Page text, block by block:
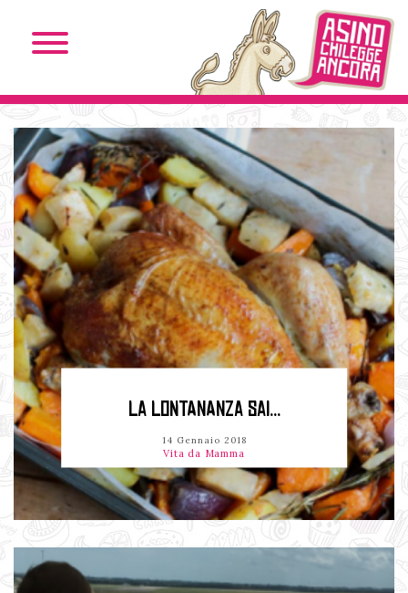
LA LONTANANZA SAI...
14 Gennaio 2018
Vita da Mamma